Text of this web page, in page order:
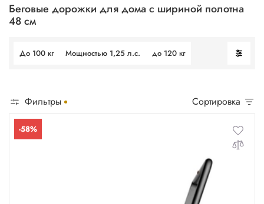
Беговые дорожки для дома с шириной полотна
48 см
До 100 кг Мощностью 1,25 л.с. до 120 кг
Фильтры Сортировка
-58%
Мощность 4 л.с.
Мощность 5 л.с.
Для фитнес клубов
Для ходьбы